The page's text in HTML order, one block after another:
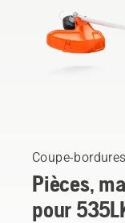
Coupe-bordures
Pièces,
pour